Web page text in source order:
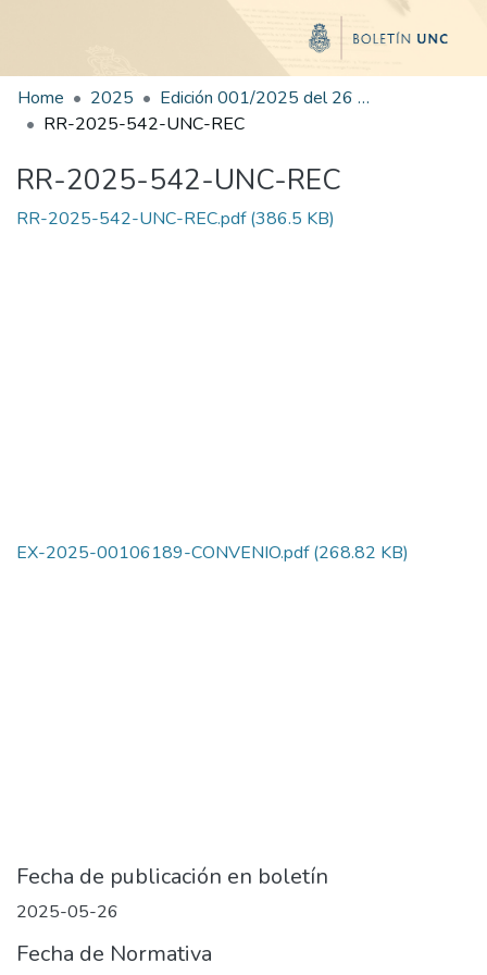
Home 2025
Edición 001/2025 del 26 de mayo de 2025
RR-2025-542-UNC-REC
RR-2025-542-UNC-REC
RR-2025-542-UNC-REC.pdf(386.5 KB)
EX-2025-00106189-CONVENIO.pdf(268.82 KB)
Fecha de publicación en boletín
2025-05-26
Fecha de Normativa